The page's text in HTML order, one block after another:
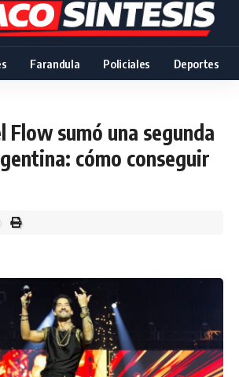
Farandula Policiales Deportes
Flow sumó una segunda
cómo conseguir